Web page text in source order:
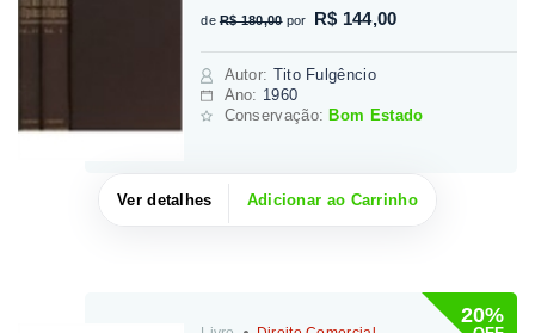
de R$ 180,00 por R$ 144,00
Autor: Tito Fulgêncio
Ano: 1960
Conservação: Bom Estado
Ver detalhes Adicionar ao Carrinho
20%